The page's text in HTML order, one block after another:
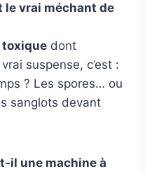
le vrai méchant de
toxique dont
suspense, c’est :
? Les spores… ou
sanglots devant
il une machine à